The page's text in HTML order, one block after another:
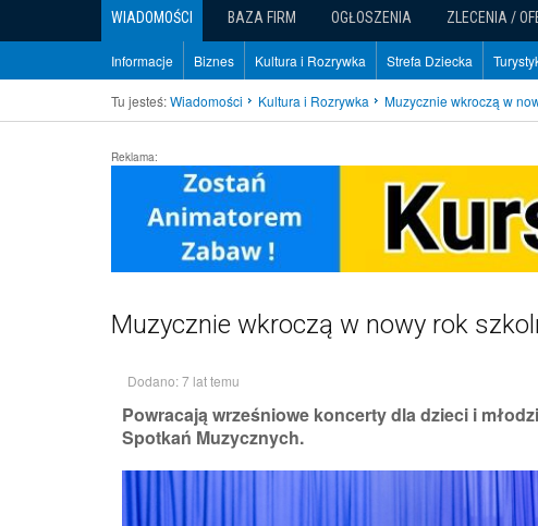
WIADOMOŚCI BAZA FIRM OGŁOSZENIA ZLECENIA /
Informacje Biznes Kultura i Rozrywka Strefa Dziecka
Tu jesteś:Wiadomości Kultura i Rozrywka Muzycznie wkroczą w
Reklama:
Muzycznie wkroczą w nowy rok
Dodano: 7 lat temu
Powracają wrześniowe koncerty dla dzieci i
Spotkań Muzycznych.